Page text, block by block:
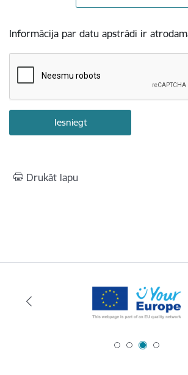
Informācija par datu apstrādi ir
Drukāt lapu